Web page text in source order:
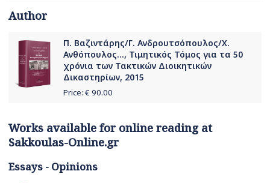
Author
Π. Βαζιντάρης/Γ. Ανδρουτσόπουλος/Χ.
Ανθόπουλος..., Τιμητικός Τόμος για τα 50
χρόνια των Τακτικών Διοικητικών
Δικαστηρίων, 2015
Price: € 90.00
Works available for online reading at
Sakkoulas-Online.gr
Essays - Opinions